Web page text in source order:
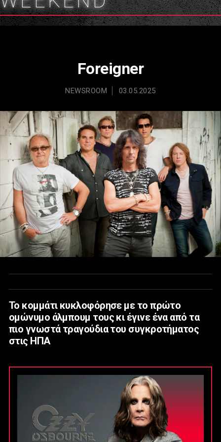
Foreigner
NEWSROOM 03.05.2025
Το κομμάτι κυκλοφόρησε με το πρώτο
ομώνυμο άλμπουμ τους κι έγινε ένα από τα
πιο γνωστά τραγούδια του συγκροτήματος
στις ΗΠΑ